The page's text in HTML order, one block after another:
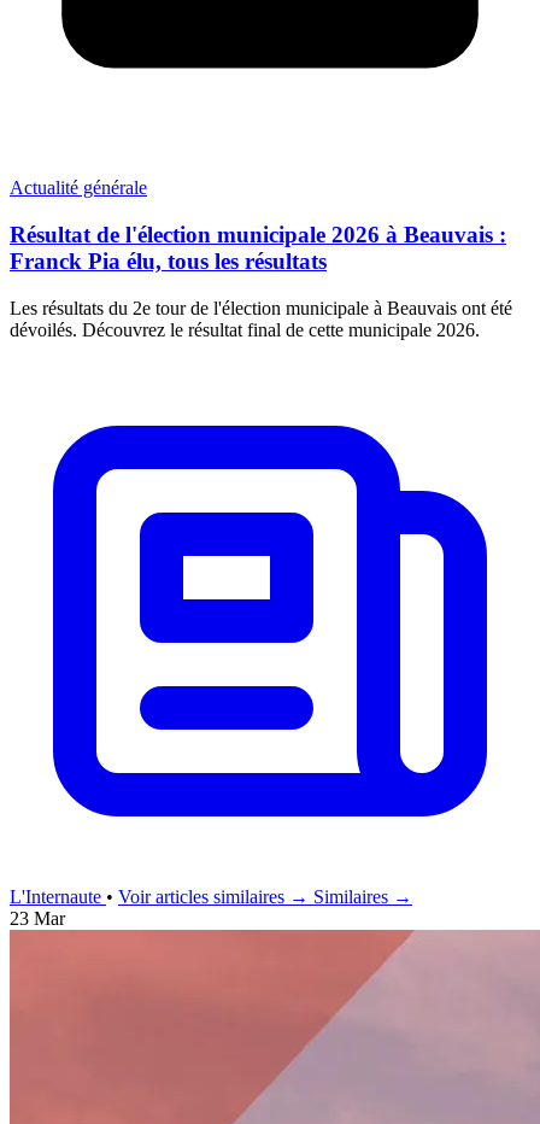
Actualité générale
Résultat de l'élection municipale 2026 à Beauvais :
Franck Pia élu, tous les résultats
Les résultats du 2e tour de l'élection municipale à Beauvais ont été
dévoilés. Découvrez le résultat final de cette municipale 2026.
L'Internaute • Voir articles similaires → Similaires →
23 Mar